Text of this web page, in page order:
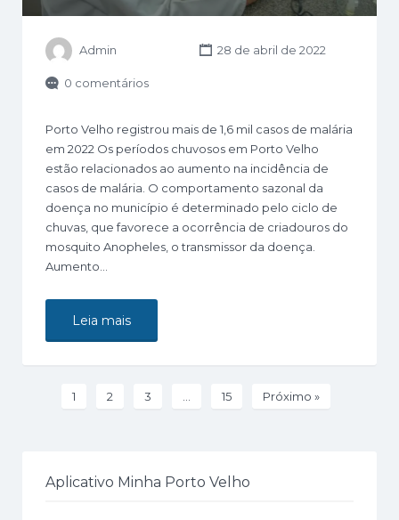
Admin 28 de abril de 2022
0 comentários
Porto Velho registrou mais de 1,6 mil casos de malária
em 2022 Os períodos chuvosos em Porto Velho
estão relacionados ao aumento na incidência de
casos de malária. O comportamento sazonal da
doença no município é determinado pelo ciclo de
chuvas, que favorece a ocorrência de criadouros do
mosquito Anopheles, o transmissor da doença.
Aumento…
Leia mais
1 2 3 15 Próximo »
Aplicativo Minha Porto Velho